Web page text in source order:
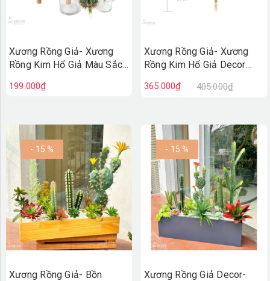
Xương Rồng Giả- Xương
Rồng Kim Hổ Giả Màu Sắc
HC1426
199.000₫
Xương Rồng Giả- Xương
Rồng Kim Hổ Giả Decor
22cm)- HC1335
365.000₫ 405.000₫
- 15 %
Xương Rồng Giả- Bồn
- 15 %
Xương Rồng Giả Decor-